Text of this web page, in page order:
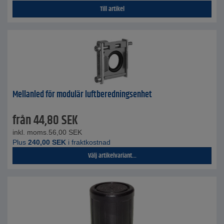
Till artikel
Mellanled för modulär luftberedningsenhet
från44,80SEK
inkl. moms. 56,00 SEK
Plus 240,00 SEK i fraktkostnad
Välj artikelvariant...